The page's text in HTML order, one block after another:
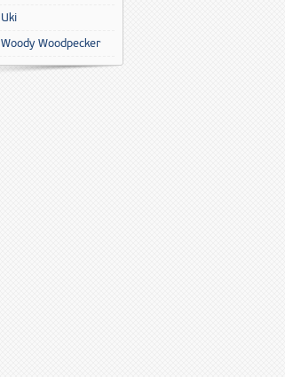
Uki
Woody Woodpecker